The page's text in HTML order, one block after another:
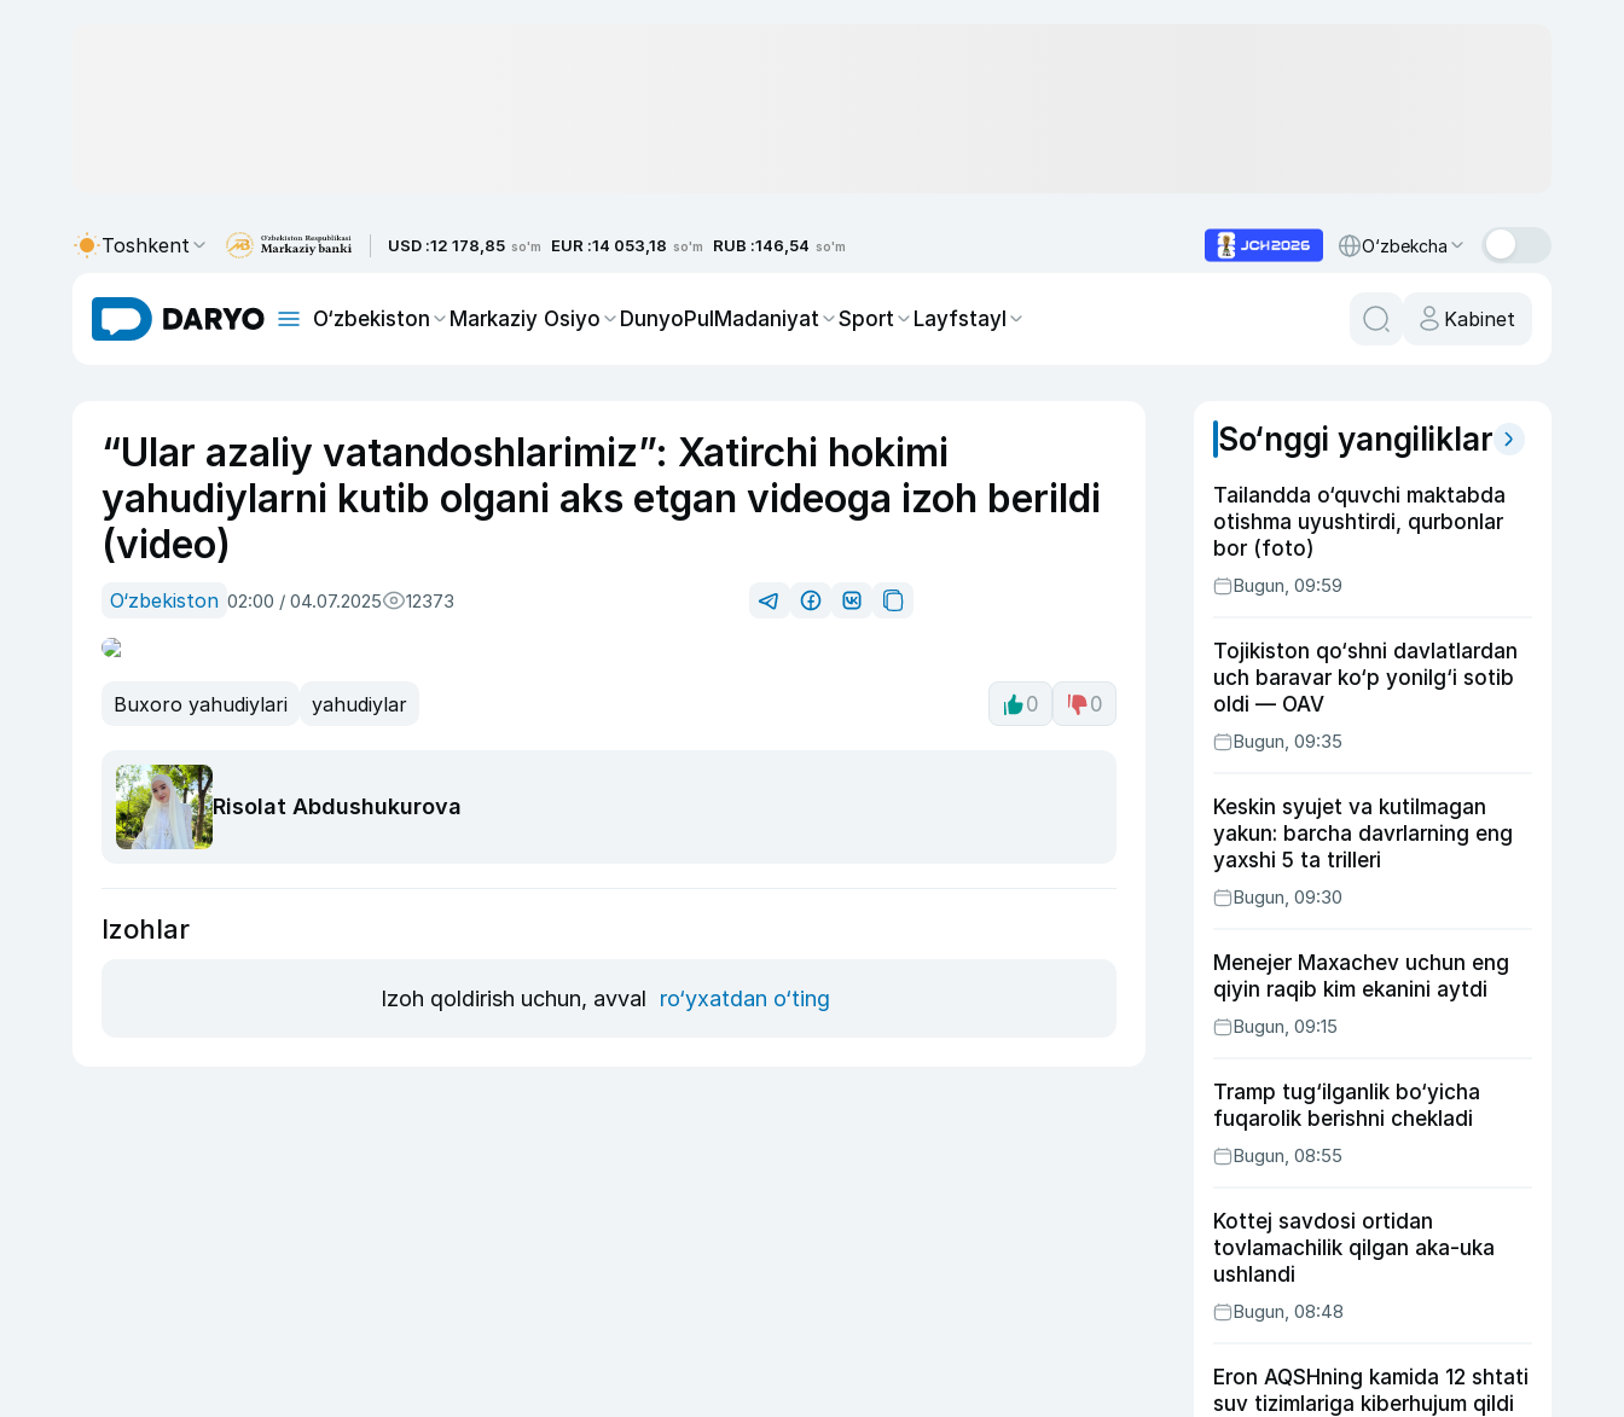
Toshkent USD :12 178,85 so'm EUR :14 053,18 so'm RUB :146,54 so'm O‘zbekcha
O‘zbekiston Markaziy Osiyo DunyoPulMadaniyat Sport Layfstayl Kabinet
“Ular azaliy vatandoshlarimiz”: Xatirchi hokimi
yahudiylarni kutib olgani aks etgan videoga izoh berildi
(video)
O‘zbekiston 02:00 / 04.07.2025 12373
Buxoro yahudiylari yahudiylar 0 0
Risolat Abdushukurova
Izohlar
Izoh qoldirish uchun, avval ro‘yxatdan o‘ting
So‘nggi yangiliklar
Tailandda o‘quvchi maktabda
otishma uyushtirdi, qurbonlar
bor (foto)
Bugun, 09:59
Tojikiston qo‘shni davlatlardan
uch baravar ko‘p yonilg‘i sotib
oldi — OAV
Bugun, 09:35
Keskin syujet va kutilmagan
yakun: barcha davrlarning eng
yaxshi 5 ta trilleri
Bugun, 09:30
Menejer Maxachev uchun eng
qiyin raqib kim ekanini aytdi
Bugun, 09:15
Tramp tug‘ilganlik bo‘yicha
fuqarolik berishni chekladi
Bugun, 08:55
Kottej savdosi ortidan
tovlamachilik qilgan aka-uka
ushlandi
Bugun, 08:48
Eron AQSHning kamida 12 shtati
suv tizimlariga kiberhujum qildi